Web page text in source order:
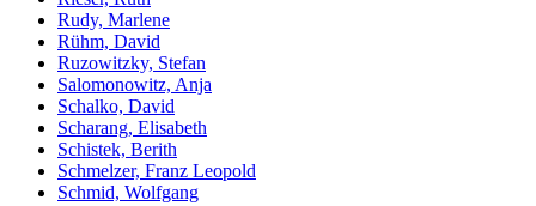
Rudy, Marlene
Rühm, David
Ruzowitzky, Stefan
Salomonowitz, Anja
Schalko, David
Scharang, Elisabeth
Schistek, Berith
Schmelzer, Franz Leopold
Schmid, Wolfgang